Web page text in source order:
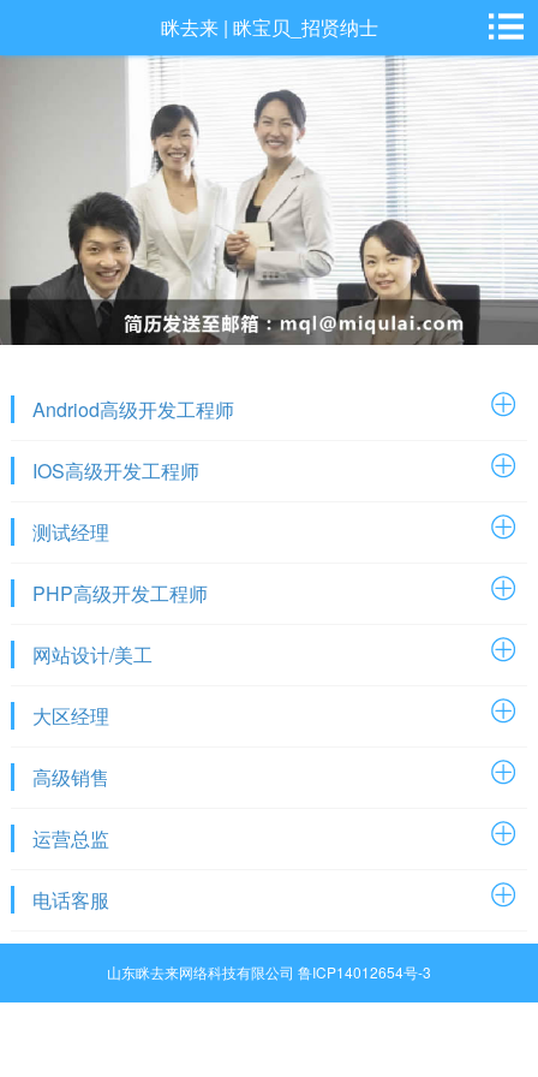
眯去来 | 眯宝贝_招贤纳士
Andriod高级开发工程师
IOS高级开发工程师
测试经理
PHP高级开发工程师
网站设计/美工
大区经理
高级销售
运营总监
电话客服
山东眯去来网络科技有限公司 鲁ICP14012654号-3